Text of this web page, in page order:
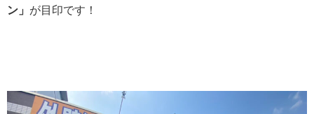
ン」 が目印です！